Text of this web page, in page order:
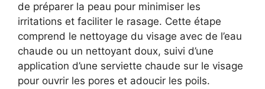
de préparer la peau pour minimiser les
irritations et faciliter le rasage. Cette étape
comprend le nettoyage du visage avec de l’eau
chaude ou un nettoyant doux, suivi d’une
application d’une serviette chaude sur le visage
pour ouvrir les pores et adoucir les poils.